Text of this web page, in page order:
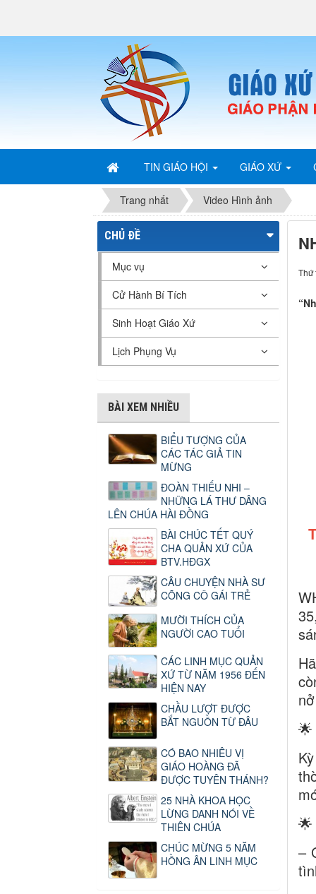
TIN GIÁO HỘI GIÁO XỨ
Trang nhất Video Hình ảnh
Thứ
–
CHỦ ĐỀ
Mục vụ
Cử Hành Bí Tích
Sinh Hoạt Giáo Xứ
Lịch Phụng Vụ
BÀI XEM NHIỀU
BIỂU TƯỢNG CỦA
CÁC TÁC GIẢ TIN
MỪNG
ĐOÀN THIẾU NHI –
NHỮNG LÁ THƯ DÂNG
LÊN CHÚA HÀI ĐỒNG
BÀI CHÚC TẾT QUÝ
CHA QUẢN XỨ CỦA
BTV.HĐGX
CÂU CHUYỆN NHÀ SƯ
CÕNG CÔ GÁI TRẺ
MƯỜI THÍCH CỦA
NGƯỜI CAO TUỔI
CÁC LINH MỤC QUẢN
XỨ TỪ NĂM 1956 ĐẾN
HIỆN NAY
CHẦU LƯỢT ĐƯỢC
BẮT NGUỒN TỪ ĐÂU
CÓ BAO NHIÊU VỊ
GIÁO HOÀNG ĐÃ
ĐƯỢC TUYÊN THÁNH?
25 NHÀ KHOA HỌC
LỪNG DANH NÓI VỀ
THIÊN CHÚA
CHÚC MỪNG 5 NĂM
HỒNG ÂN LINH MỤC